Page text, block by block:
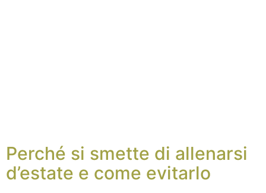
Perché si smette di allenarsi
d’estate e come evitarlo